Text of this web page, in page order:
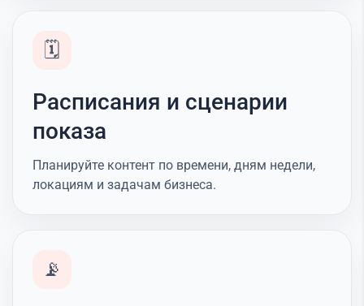
🗓️
Расписания и сценарии
показа
Планируйте контент по времени, дням недели,
локациям и задачам бизнеса.
📡